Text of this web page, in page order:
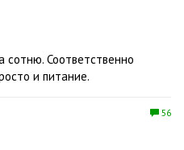
Соответственно
и питание.
56